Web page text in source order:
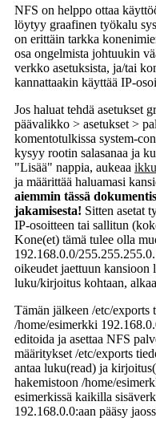
NFS on helppo ottaa
löytyy graafinen työkalu
on erittäin tarkka
osa ongelmista johtuukin
verkko asetuksista, ja/tai
kannattaakin käyttää IP-
Jos haluat tehdä asetukset
päävalikko > asetukset >
komentotulkissa system-
kysyy rootin salasanaa ja
"Lisää" nappia, aukeaa
ja määrittää haluamasi
aiemmin tässä
jakamisesta! Sitten asetat
IP-osoitteen tai sallitun
Kone(et) tämä tulee olla
192.168.0.0/
oikeudet jaettuun kansioon
luku/kirjoitus kohtaan,
Tämän jälkeen /etc/exports
/home/esimerkki
editoida ja asettaa NFS
määritykset /etc/exports
antaa luku(read) ja
hakemistoon /home/
esimerkissä kaikilla
192.168.0.0:aan pääsy